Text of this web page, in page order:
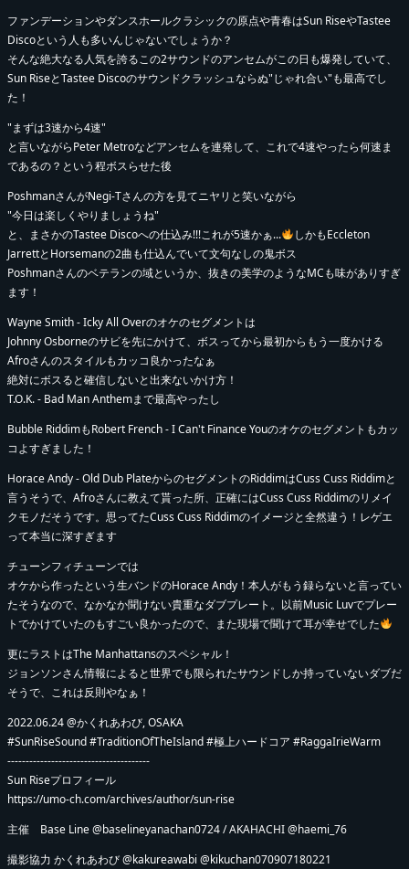
ファンデーションやダンスホールクラシックの原点や青春はSun RiseやTastee
Discoという人も多いんじゃないでしょうか？
そんな絶大なる人気を誇るこの2サウンドのアンセムがこの日も爆発していて、
Sun RiseとTastee Discoのサウンドクラッシュならぬ"じゃれ合い"も最高でし
た！
"まずは3速から4速"
と言いながらPeter Metroなどアンセムを連発して、これで4速やったら何速ま
であるの？という程ボスらせた後
PoshmanさんがNegi-Tさんの方を見てニヤリと笑いながら
"今日は楽しくやりましょうね"
と、まさかのTastee Discoへの仕込み!!!これが5速かぁ...
しかもEccleton
JarrettとHorsemanの2曲も仕込んでいて文句なしの鬼ボス
Poshmanさんのベテランの域というか、抜きの美学のようなMCも味がありすぎ
ます！
Wayne Smith - Icky All Overのオケのセグメントは
Johnny Osborneのサビを先にかけて、ボスってから最初からもう一度かける
Afroさんのスタイルもカッコ良かったなぁ
絶対にボスると確信しないと出来ないかけ方！
T.O.K. - Bad Man Anthemまで最高やったし
Bubble RiddimもRobert French - I Can't Finance Youのオケのセグメントもカッ
コよすぎました！
Horace Andy - Old Dub PlateからのセグメントのRiddimはCuss Cuss Riddimと
言うそうで、Afroさんに教えて貰った所、正確にはCuss Cuss Riddimのリメイ
クモノだそうです。思ってたCuss Cuss Riddimのイメージと全然違う！レゲエ
って本当に深すぎます
チューンフィチューンでは
オケから作ったという生バンドのHorace Andy！本人がもう録らないと言ってい
たそうなので、なかなか聞けない貴重なダブプレート。以前Music Luvでプレー
トでかけていたのもすごい良かったので、また現場で聞けて耳が幸せでした
更にラストはThe Manhattansのスペシャル！
ジョンソンさん情報によると世界でも限られたサウンドしか持っていないダブだ
そうで、これは反則やなぁ！
2022.06.24 @かくれあわび, OSAKA
#SunRiseSound #TraditionOfTheIsland #極上ハードコア #RaggaIrieWarm
---------------------------------------
Sun Riseプロフィール
https://umo-ch.com/archives/author/sun-rise
主催 Base Line @baselineyanachan0724 / AKAHACHI @haemi_76
撮影協力 かくれあわび @kakureawabi @kikuchan070907180221